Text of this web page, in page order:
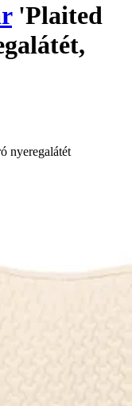
'Plaited
nyeregalátét